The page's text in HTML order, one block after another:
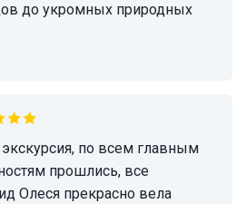
до укромных природных
прошлись, все
Олеся прекрасно вела